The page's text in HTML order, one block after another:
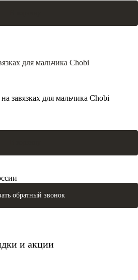
для мальчика Chobi
завязках для мальчика Chobi
обратный звонок
и акции